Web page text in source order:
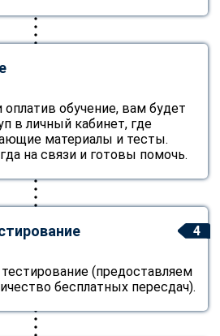
обучение, вам будет
в личный кабинет, где
материалы и тесты.
на связи и готовы помочь.
4
(предоставляем
бесплатных пересдач).